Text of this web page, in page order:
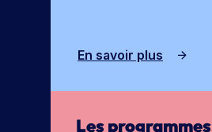
En savoir plus
Les programmes